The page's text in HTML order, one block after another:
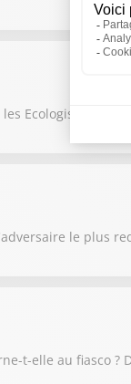
Ecologistes a
le plus
t-elle au fiasco ?